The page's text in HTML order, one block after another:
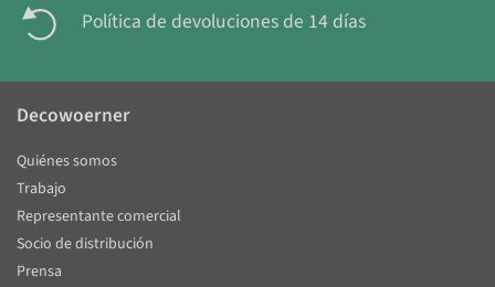
Política de devoluciones de 14 días
Decowoerner
Quiénes somos
Trabajo
Representante comercial
Socio de distribución
Prensa